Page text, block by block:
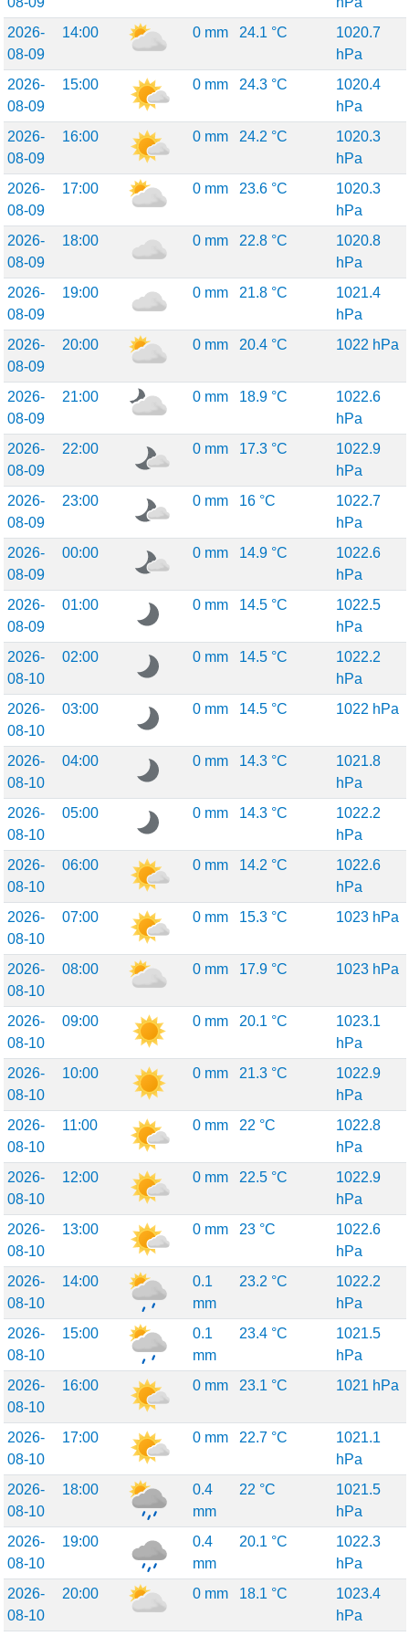
2026-
08-09
14:00 0 mm 24.1 °C
1020.7
hPa
2026-
08-09
15:00 0 mm 24.3 °C
1020.4
hPa
2026-
08-09
16:00 0 mm 24.2 °C
1020.3
hPa
2026-
08-09
17:00 0 mm 23.6 °C
1020.3
hPa
2026-
08-09
18:00 0 mm 22.8 °C
1020.8
hPa
2026-
08-09
19:00 0 mm 21.8 °C
1021.4
hPa
2026-
08-09
20:00 0 mm 20.4 °C 1022 hPa
2026-
08-09
21:00 0 mm 18.9 °C
1022.6
hPa
2026-
08-09
22:00 0 mm 17.3 °C
1022.9
hPa
2026-
08-09
23:00 0 mm 16 °C
1022.7
hPa
2026-
08-09
00:00 0 mm 14.9 °C
1022.6
hPa
2026-
08-09
01:00 0 mm 14.5 °C
1022.5
hPa
2026-
08-10
02:00 0 mm 14.5 °C
1022.2
hPa
2026-
08-10
03:00 0 mm 14.5 °C 1022 hPa
2026-
08-10
04:00 0 mm 14.3 °C
1021.8
hPa
2026-
08-10
05:00 0 mm 14.3 °C
1022.2
hPa
2026-
08-10
06:00 0 mm 14.2 °C
1022.6
hPa
2026-
08-10
07:00 0 mm 15.3 °C 1023 hPa
2026-
08-10
08:00 0 mm 17.9 °C 1023 hPa
2026-
08-10
09:00 0 mm 20.1 °C
1023.1
hPa
2026-
08-10
10:00 0 mm 21.3 °C
1022.9
hPa
2026-
08-10
11:00 0 mm 22 °C
1022.8
hPa
2026-
08-10
12:00 0 mm 22.5 °C
1022.9
hPa
2026-
08-10
13:00 0 mm 23 °C
1022.6
hPa
2026-
08-10
14:00
0.1
mm
23.2 °C
1022.2
hPa
2026-
08-10
15:00
0.1
mm
23.4 °C
1021.5
hPa
2026-
08-10
16:00 0 mm 23.1 °C 1021 hPa
2026-
08-10
17:00 0 mm 22.7 °C
1021.1
hPa
2026-
08-10
18:00
0.4
mm
22 °C
1021.5
hPa
2026-
08-10
19:00
0.4
mm
20.1 °C
1022.3
hPa
2026-
08-10
20:00 0 mm 18.1 °C
1023.4
hPa